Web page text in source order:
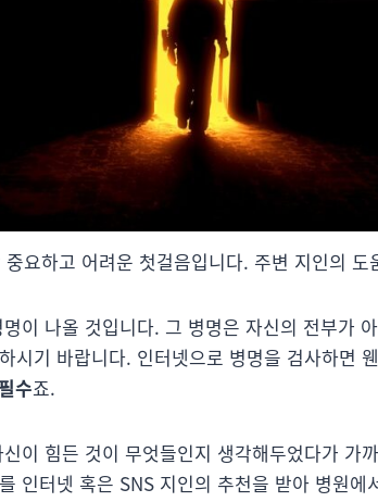
요하고 어려운 첫걸음입니다. 주변 지인의 도
이 나올 것입니다. 그 병명은 자신의 전부가
시기 바랍니다. 인터넷으로 병명을 검사하면
수죠.
이 힘든 것이 무엇들인지 생각해두었다가 가
인터넷 혹은 SNS 지인의 추천을 받아 병원에